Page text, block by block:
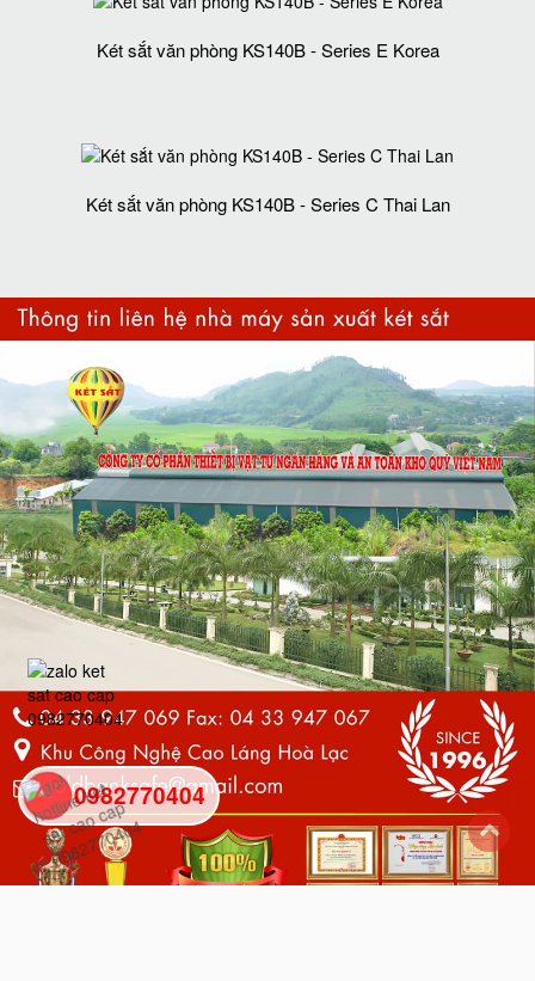
Két sắt văn phòng KS140B - Series E Korea
Két sắt văn phòng KS140B - Series C Thai Lan
0982770404
back